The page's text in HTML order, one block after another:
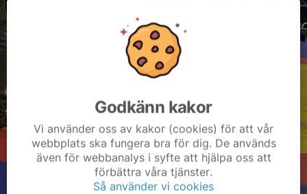
Godkänn kakor
Vi använder oss av kakor (cookies) för att vår
webbplats ska fungera bra för dig. De används
även för webbanalys i syfte att hjälpa oss att
förbättra våra tjänster.
Så använder vi cookies